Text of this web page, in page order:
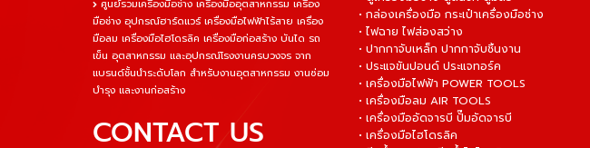
ศูนย์รวมเครื่องมือช่าง เครื่องมืออุตสาหกรรม เครื่อง
มือช่าง อุปกรณ์ฮาร์ดแวร์ เครื่องมือไฟฟ้าไร้สาย เครื่อง
มือลม เครื่องมือไฮโดรลิค เครื่องมือก่อสร้าง บันได รถ
เข็น อุตสาหกรรม และอุปกรณ์โรงงานครบวงจร จาก
แบรนด์ชั้นนำระดับโลก สำหรับงานอุตสาหกรรม งานซ่อม
บำรุง และงานก่อสร้าง
CONTACT US
• กล่องเครื่องมือ กระเป๋าเครื่องมือช่าง
• ไฟฉาย ไฟส่องสว่าง
• ปากกาจับเหล็ก ปากกาจับชิ้นงาน
• ประแจขันปอนด์ ประแจทอร์ค
• เครื่องมือไฟฟ้า POWER TOOLS
• เครื่องมือลม AIR TOOLS
• เครื่องมืออัดจารบี ปั๊มอัดจารบี
• เครื่องมือไฮโดรลิค